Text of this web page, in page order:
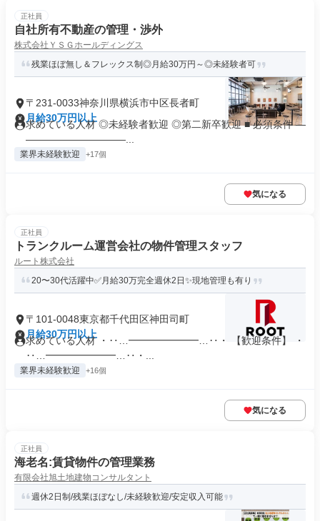
正社員
自社所有不動産の管理・渉外
株式会社ＹＳＧホールディングス
残業ほぼ無し＆フレックス制◎月給30万円～◎未経験者可
〒231-0033神奈川県横浜市中区長者町
月給30万円以上
求めている人材 ◎未経験者歓迎 ◎第二新卒歓迎 ■ 必須条件 ―
――――――――――...
業界未経験歓迎 +17個
気になる
正社員
トランクルーム運営会社の物件管理スタッフ
ルート株式会社
20〜30代活躍中✅月給30万完全週休2日✨現地管理も有り
〒101-0048東京都千代田区神田司町
月給30万円以上
求めている人材 ・‥…━━━━━━━…‥・ 【歓迎条件】 ・
‥…━━━━━━━…‥・...
業界未経験歓迎 +16個
気になる
正社員
海老名:賃貸物件の管理業務
有限会社旭土地建物コンサルタント
週休2日制/残業ほぼなし/未経験歓迎/安定収入可能